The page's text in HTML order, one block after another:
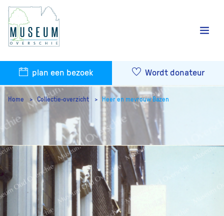
plan een bezoek Wordt donateur
Home Collectie-overzicht Heer en mevrouw Bazen